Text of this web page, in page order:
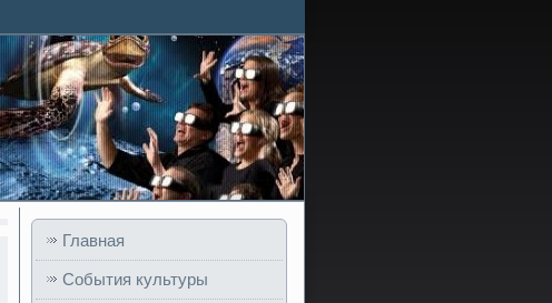
Главная
События культуры